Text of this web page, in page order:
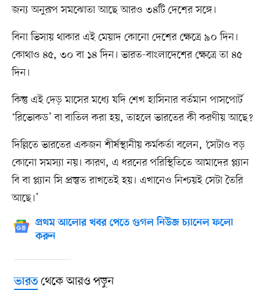
জন্য অনুরূপ সমঝোতা আছে আরও ৩৪টি দেশের সঙ্গে।
বিনা ভিসায় থাকার এই মেয়াদ কোনো দেশের ক্ষেত্রে ৯০ দিন।
কোথাও ৪৫, ৩০ বা ১৪ দিন। ভারত-বাংলাদেশের ক্ষেত্রে তা ৪৫
দিন।
কিন্তু এই দেড় মাসের মধ্যে যদি শেখ হাসিনার বর্তমান পাসপোর্ট
‘রিভোকড’ বা বাতিল করা হয়, তাহলে ভারতের কী করণীয় আছে?
দিল্লিতে ভারতের একজন শীর্ষস্থানীয় কর্মকর্তা বলেন, ‘সেটাও বড়
কোনো সমস্যা নয়। কারণ, এ ধরনের পরিস্থিতিতে আমাদের প্ল্যান
বি বা প্ল্যান সি প্রস্তুত রাখতেই হয়। এখানেও নিশ্চয়ই সেটা তৈরি
আছে।’
প্রথম আলোর খবর পেতে গুগল নিউজ চ্যানেল ফলো
করুন
ভারতথেকে আরও পড়ুন